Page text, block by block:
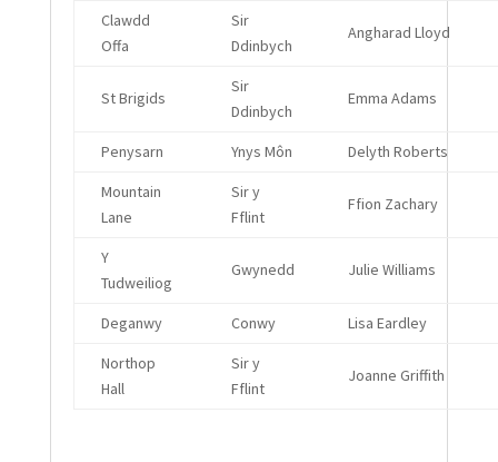
Clawdd
Offa
Sir
Ddinbych
Angharad Lloyd
St Brigids
Sir
Ddinbych
Emma Adams
Penysarn Ynys Môn
Delyth Roberts
Mountain
Lane
Sir y
Fflint
Ffion Zachary
Y
Tudweiliog
Gwynedd Julie Williams
Deganwy Conwy
Lisa Eardley
Northop
Hall
Sir y
Fflint
Joanne Griffith